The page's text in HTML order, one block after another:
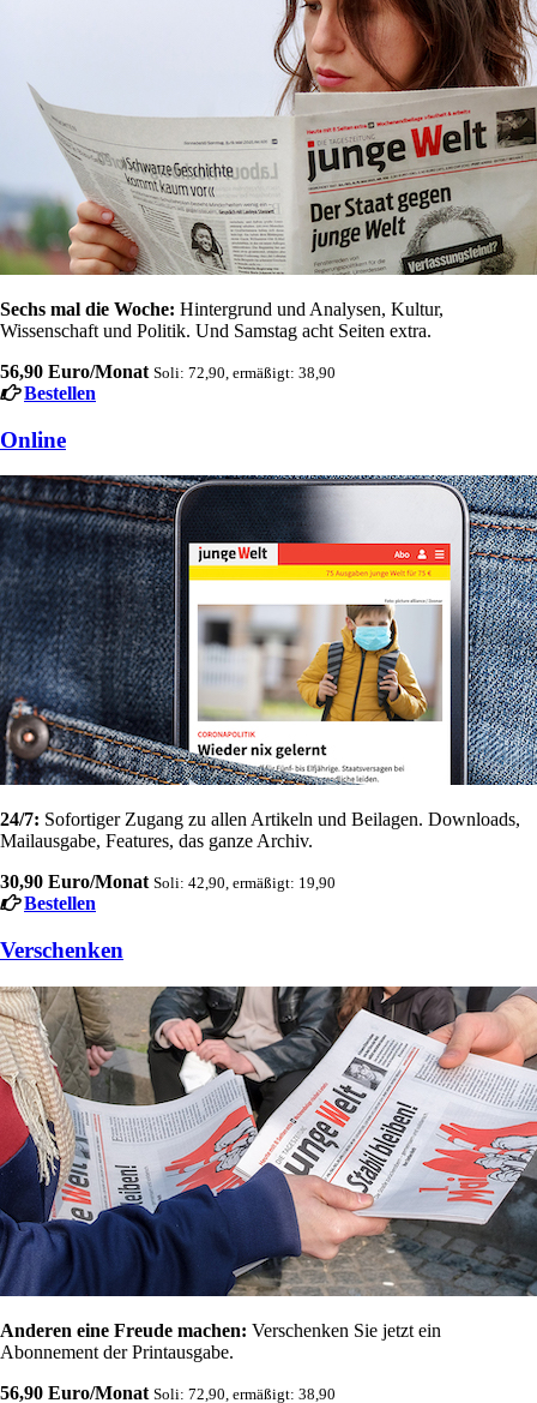
Sechs mal die Woche: Hintergrund und Analysen, Kultur,
Wissenschaft und Politik. Und Samstag acht Seiten extra.
56,90 Euro/Monat Soli: 72,90, ermäßigt: 38,90
Bestellen
Online
24/7: Sofortiger Zugang zu allen Artikeln und Beilagen. Downloads,
Mailausgabe, Features, das ganze Archiv.
30,90 Euro/Monat Soli: 42,90, ermäßigt: 19,90
Bestellen
Verschenken
Anderen eine Freude machen: Verschenken Sie jetzt ein
Abonnement der Printausgabe.
56,90 Euro/Monat Soli: 72,90, ermäßigt: 38,90